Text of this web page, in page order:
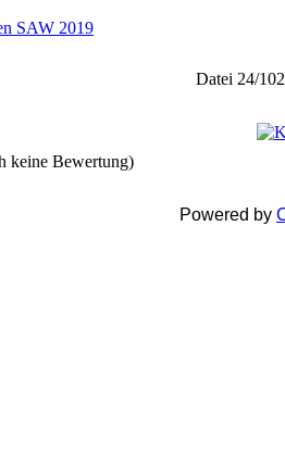
SAW 2019
Datei 24/102
keine Bewertung)
Powered by